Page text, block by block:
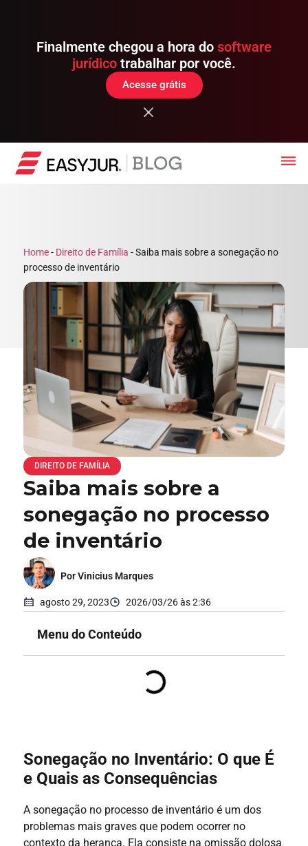
Finalmente chegou a hora do software
jurídico trabalhar por você.
Acesse grátis
Home- Direito de Família -Saiba mais sobre a sonegação no
processo de inventário
DIREITO DE FAMÍLIA
Saiba mais sobre a
sonegação no processo
de inventário
Por Vinicius Marques
agosto 29, 2023 2026/03/26 às 2:36
Menu do Conteúdo
Sonegação no Inventário: O que É
e Quais as Consequências
A sonegação no processo de inventário é um dos
problemas mais graves que podem ocorrer no
contexto da herança. Ela consiste na omissão dolosa